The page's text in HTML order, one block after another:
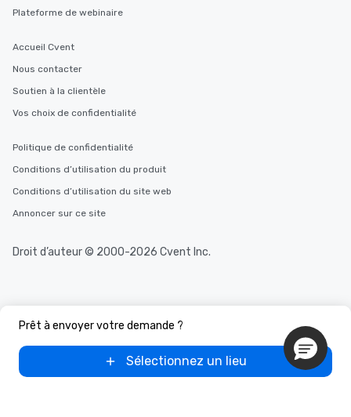
Prêt à envoyer votre demande ?
Sélectionnez un lieu
Plateforme de webinaire
Accueil Cvent
Nous contacter
Soutien à la clientèle
Vos choix de confidentialité
Politique de confidentialité
Conditions d’utilisation du produit
Conditions d’utilisation du site web
Annoncer sur ce site
Droit d’auteur © 2000-2026 Cvent Inc.